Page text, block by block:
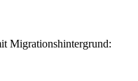
Migrationshintergrund: